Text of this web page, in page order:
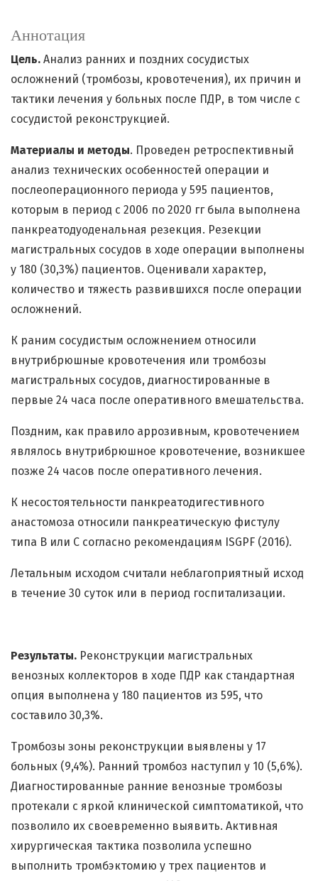
Аннотация
Цель. Анализ ранних и поздних сосудистых
осложнений (тромбозы, кровотечения), их причин и
тактики лечения у больных после ПДР, в том числе с
сосудистой реконструкцией.
Материалы и методы. Проведен ретроспективный
анализ технических особенностей операции и
послеоперационного периода у 595 пациентов,
которым в период с 2006 по 2020 гг была выполнена
панкреатодуоденальная резекция. Резекции
магистральных сосудов в ходе операции выполнены
у 180 (30,3%) пациентов. Оценивали характер,
количество и тяжесть развившихся после операции
осложнений.
К раним сосудистым осложнением относили
внутрибрюшные кровотечения или тромбозы
магистральных сосудов, диагностированные в
первые 24 часа после оперативного вмешательства.
Поздним, как правило аррозивным, кровотечением
являлось внутрибрюшное кровотечение, возникшее
позже 24 часов после оперативного лечения.
К несостоятельности панкреатодигестивного
анастомоза относили панкреатическую фистулу
типа В или С согласно рекомендациям ISGPF (2016).
Летальным исходом считали неблагоприятный исход
в течение 30 суток или в период госпитализации.
Результаты. Реконструкции магистральных
венозных коллекторов в ходе ПДР как стандартная
опция выполнена у 180 пациентов из 595, что
составило 30,3%.
Тромбозы зоны реконструкции выявлены у 17
больных (9,4%). Ранний тромбоз наступил у 10 (5,6%).
Диагностированные ранние венозные тромбозы
протекали с яркой клинической симптоматикой, что
позволило их своевременно выявить. Активная
хирургическая тактика позволила успешно
выполнить тромбэктомию у трех пациентов и